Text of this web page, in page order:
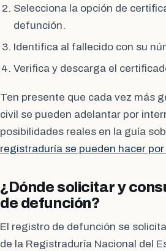
Selecciona la opción de
defunción.
Identifica al fallecido con su
Verifica y descarga el
Ten presente que cada vez más
civil se pueden adelantar por
posibilidades reales en la guía
registraduría se pueden hacer
¿Dónde solicitar y
de defunción?
El registro de defunción se
de la Registraduría Nacional del